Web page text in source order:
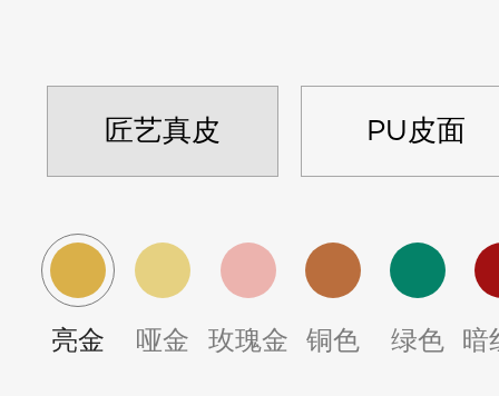
匠艺真皮 PU皮面
亮金 哑金 玫瑰金 铜色 绿色 暗